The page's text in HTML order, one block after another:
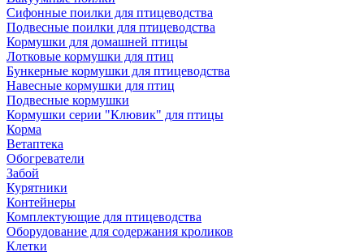
Сифонные поилки для птицеводства
Подвесные поилки для птицеводства
Кормушки для домашней птицы
Лотковые кормушки для птиц
Бункерные кормушки для птицеводства
Навесные кормушки для птиц
Подвесные кормушки
Кормушки серии "Клювик" для птицы
Корма
Ветаптека
Обогреватели
Забой
Курятники
Контейнеры
Комплектующие для птицеводства
Оборудование для содержания кроликов
Клетки